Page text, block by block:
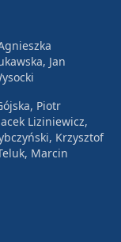
Jan
Piotr
Liziniewicz,
Krzysztof
Marcin